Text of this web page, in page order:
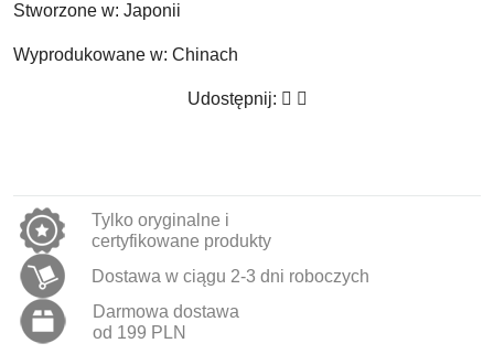
Stworzone w: Japonii
Wyprodukowane w: Chinach
Udostępnij:
Tylko oryginalne i
certyfikowane produkty
Dostawa w ciągu 2-3 dni roboczych
Darmowa dostawa
od 199 PLN